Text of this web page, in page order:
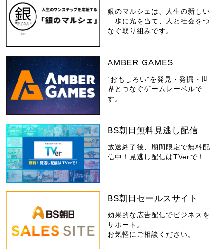
銀のマルシェは、人生の新しい
一歩に光を当て、人と社会をつ
なぐ取り組みです。
AMBER GAMES
“おもしろい”を発見・発掘・世
界とつなぐゲームレーベルで
す。
BS朝日無料見逃し配信
放送終了後、期間限定で無料配
信中！見逃し配信はTVerで！
BS朝日セールスサイト
効果的な広告配信でビジネスを
サポート。
お気軽にご相談ください。